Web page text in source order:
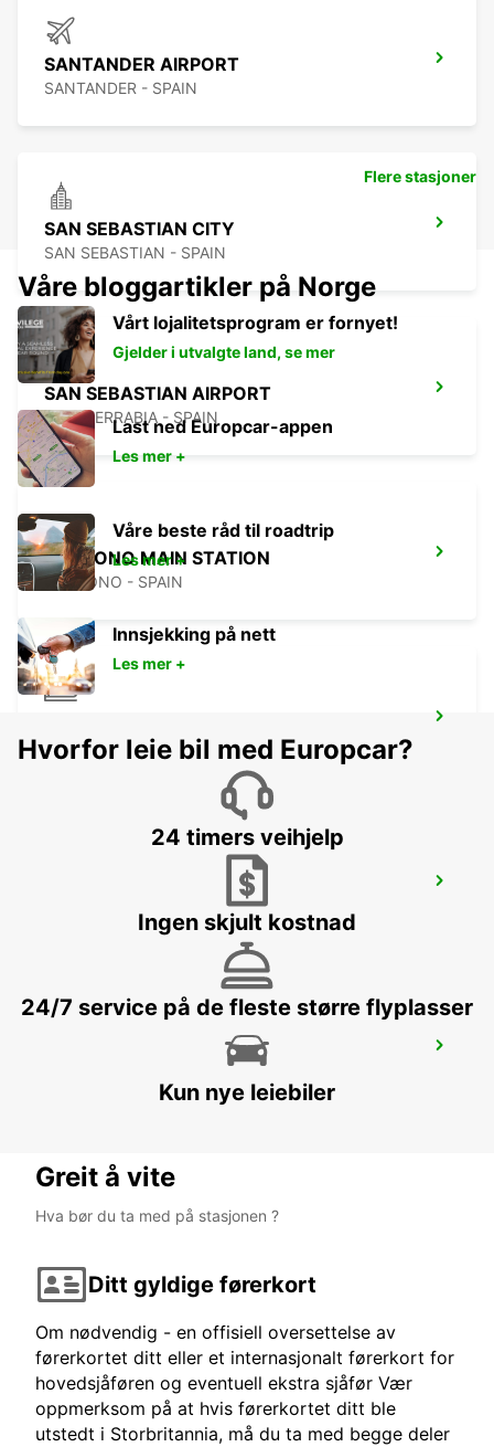
SANTANDER AIRPORT
SANTANDER - SPAIN
SAN SEBASTIAN CITY
SAN SEBASTIAN - SPAIN
SAN SEBASTIAN AIRPORT
FUENTERRABIA - SPAIN
LOGRONO MAIN STATION
LOGRONO - SPAIN
BIARRITZ - FRANCE
ANGLET - FRANCE
Flere stasjoner
Våre bloggartikler på Norge
Vårt lojalitetsprogram er fornyet!
Gjelder i utvalgte land, se mer
Last ned Europcar-appen
Les mer +
Våre beste råd til roadtrip
Les mer +
Innsjekking på nett
Les mer +
Hvorfor leie bil med Europcar?
24 timers veihjelp
Ingen skjult kostnad
24/7 service på de fleste større flyplasser
Kun nye leiebiler
Greit å vite
Hva bør du ta med på stasjonen ?
Ditt gyldige førerkort
Om nødvendig - en offisiell oversettelse av
førerkortet ditt eller et internasjonalt førerkort for
hovedsjåføren og eventuell ekstra sjåfør Vær
oppmerksom på at hvis førerkortet ditt ble
utstedt i Storbritannia, må du ta med begge deler